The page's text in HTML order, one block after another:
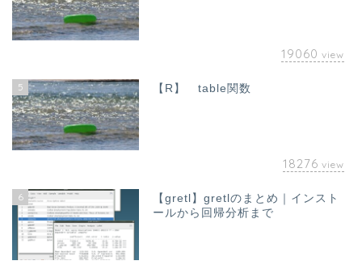
19060 view
5 【R】 table関数
18276 view
6
【gretl】gretlのまとめ｜インスト
ールから回帰分析まで